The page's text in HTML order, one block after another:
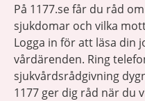
På 1177.se får du råd
sjukdomar och vilka
Logga in för att läsa din
vårdärenden. Ring
sjukvårdsrådgivning
1177 ger dig råd när du